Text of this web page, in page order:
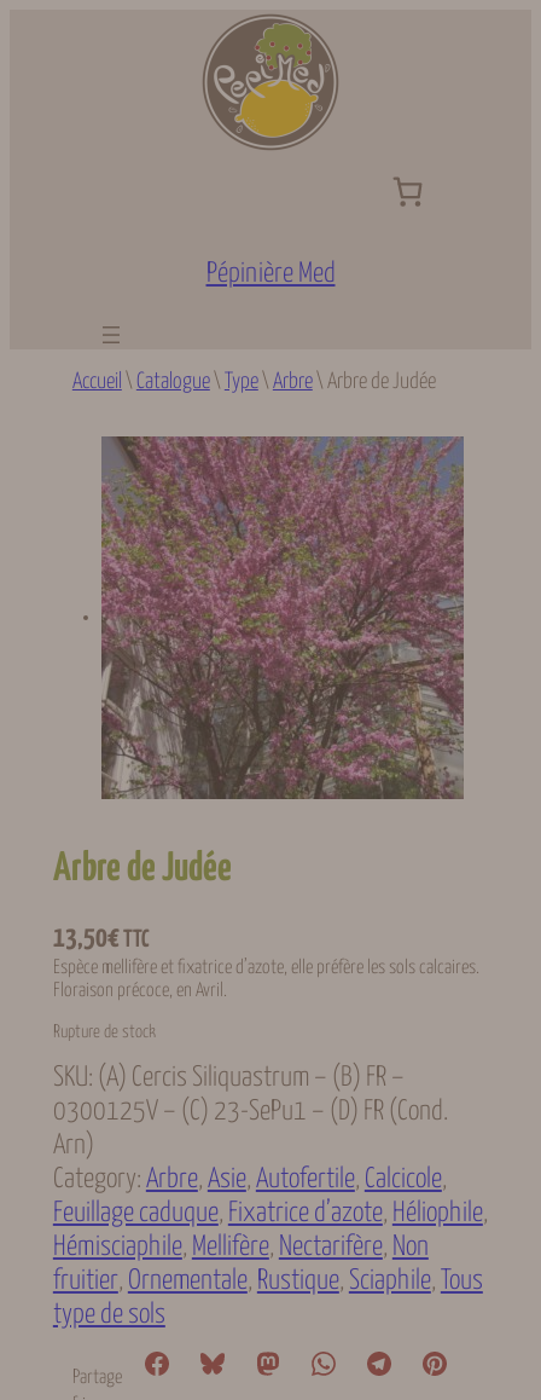
Pépinière Med
Accueil \ Catalogue\ Type\ Arbre\ Arbre de Judée
Arbre de Judée
13,50€ TTC
Espèce mellifère et fixatrice d’azote, elle préfère les sols calcaires.
Floraison précoce, en Avril.
Rupture de stock
SKU: (A) Cercis Siliquastrum – (B) FR –
0300125V – (C) 23-SePu1 – (D) FR (cond.
Arn)
Category: Arbre, Asie, Autofertile, Calcicole
Feuillage caduque, Fixatrice d’azote, Héliophile
Hémisciaphile, Mellifère, Nectarifère, Non
fruitier, Ornementale, Rustique, Sciaphile, Tous
type de sols
Partage